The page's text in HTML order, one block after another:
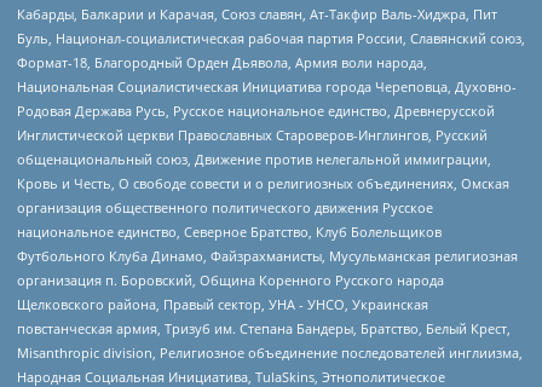
Кабарды, Балкарии и Карачая, Союз славян, Ат-Такфир Валь-Хиджра, Пит
Буль, Национал-социалистическая рабочая партия России, Славянский союз,
Формат-18, Благородный Орден Дьявола, Армия воли народа,
Национальная Социалистическая Инициатива города Череповца, Духовно-
Родовая Держава Русь, Русское национальное единство, Древнерусской
Инглистической церкви Православных Староверов-Инглингов, Русский
общенациональный союз, Движение против нелегальной иммиграции,
Кровь и Честь, О свободе совести и о религиозных объединениях, Омская
организация общественного политического движения Русское
национальное единство, Северное Братство, Клуб Болельщиков
Футбольного Клуба Динамо, Файзрахманисты, Мусульманская религиозная
организация п. Боровский, Община Коренного Русского народа
Щелковского района, Правый сектор, УНА - УНСО, Украинская
повстанческая армия, Тризуб им. Степана Бандеры, Братство, Белый Крест,
Misanthropic division, Религиозное объединение последователей инглиизма,
Народная Социальная Инициатива, TulaSkins, Этнополитическое